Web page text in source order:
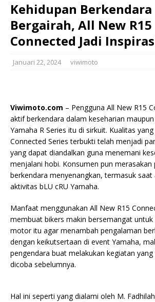
Kehidupan Berkendara
Bergairah, All New R15
Connected Jadi
Januari 22, 2024 viwimoto
Viwimoto.com – Pengguna All New R15
aktif berkendara dalam keseharian
Yamaha R Series itu di sirkuit. Kualitas
Connected Series terbukti telah menjadi
yang dapat diandalkan guna menemani
menjalani hobi. Konsumen pun merasakan
berkendara menyenangkan, termasuk
aktivitas bLU cRU Yamaha.
Manfaat menggunakan All New R15
membuat bikers makin bersemangat untuk
motor itu agar menambah pengalaman
dengan keikutsertaan di event Yamaha,
pengendara buat melakukan kegiatan
dicoba sebelumnya.
Hal ini seperti yang dialami oleh M.